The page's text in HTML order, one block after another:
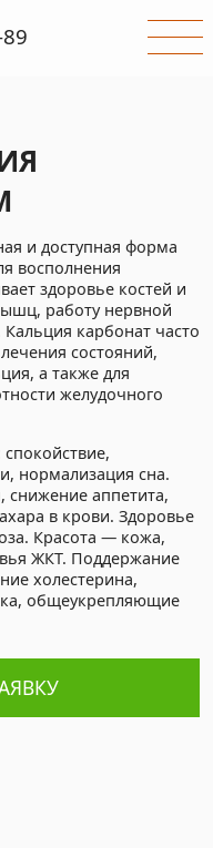
и доступная форма
восполнения
здоровье костей и
работу нервной
карбонат часто
состояний,
а также для
желудочного
нормализация сна.
снижение аппетита,
в крови. Здоровье
Красота — кожа,
ЖКТ. Поддержание
холестерина,
общеукрепляющие